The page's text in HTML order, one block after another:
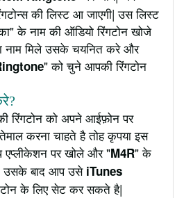
की लिस्ट आ जाएगी| उस लिस्ट
के नाम की ऑडियो रिंगटोन खोजे
मिले उसके चयनित करे और
" को चुने आपकी रिंगटोन
रिंगटोन को अपने आईफ़ोन पर
करना चाहते है तोह कृपया इस
पर खोले और "M4R" के
उसके बाद आप उसे iTunes
के लिए सेट कर सकते है|